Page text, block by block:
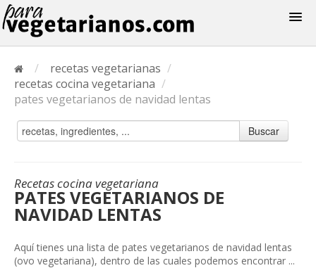
/ recetas vegetarianas /
recetas cocina vegetariana /
pates vegetarianos de navidad lentas
Buscar
Recetas cocina vegetariana
PATES VEGETARIANOS DE
NAVIDAD LENTAS
Aquí tienes una lista de pates vegetarianos de navidad lentas
(ovo vegetariana), dentro de las cuales podemos encontrar ...